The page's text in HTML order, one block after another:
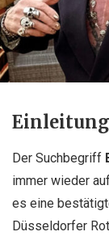
Einleitung
Der Suchbegriff
immer wieder
es eine
Düsseldorfer